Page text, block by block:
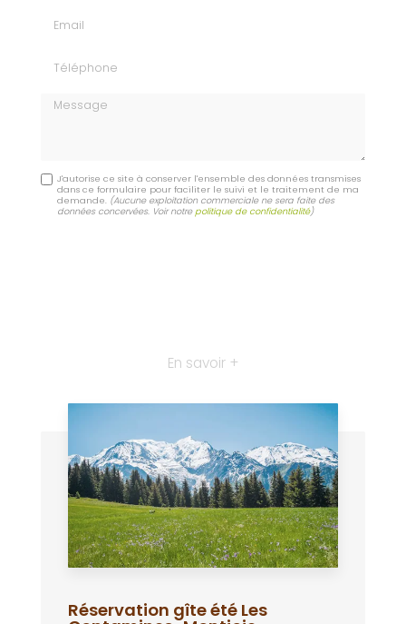
Email
Téléphone
Message
J'autorise ce site à conserver l'ensemble des données transmises
dans ce formulaire pour faciliter le suivi et le traitement de ma
demande. (Aucune exploitation commerciale ne sera faite des
données concervées. Voir notre politique de confidentialité)
En savoir +
Réservation gîte été Les